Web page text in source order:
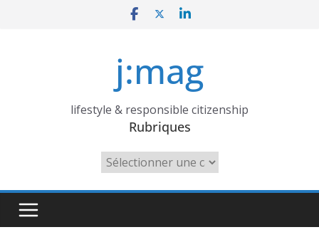
j:mag
lifestyle & responsible citizenship
Rubriques
Rubriques